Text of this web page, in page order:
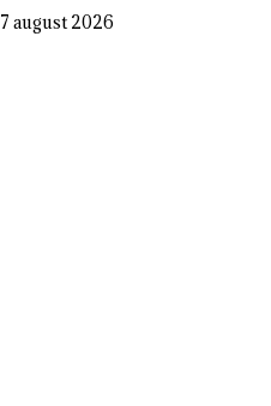
7 august 2026